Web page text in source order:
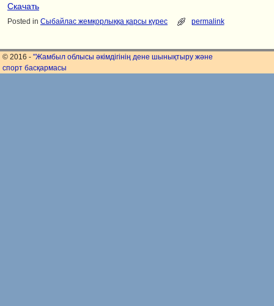
Скачать
Posted in Сыбайлас жемқорлыққа қарсы күрес permalink
© 2016 - "Жамбыл облысы әкімдігінің дене шынықтыру және
спорт басқармасы